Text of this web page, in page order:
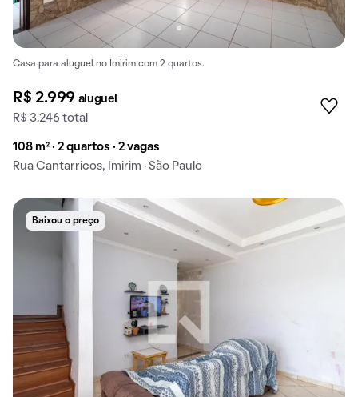
Casa para aluguel no Imirim com 2 quartos.
R$ 2.999 aluguel
R$ 3.246 total
108 m² · 2 quartos · 2 vagas
Rua Cantarricos, Imirim · São Paulo
Baixou o preço